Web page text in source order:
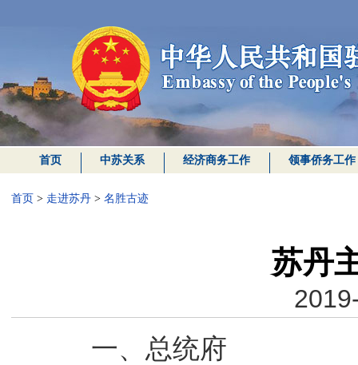
首页 中苏关系 经济商务工作 领事侨务工作
首页 > 走进苏丹> 名胜古迹
苏丹
一、 总统府